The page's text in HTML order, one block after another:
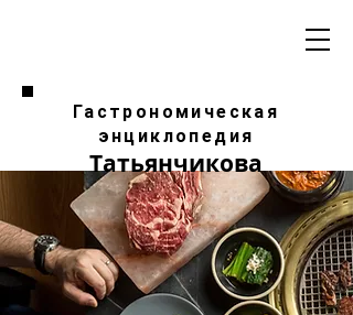
Гастрономическая
энциклопедия
Татьянчикова